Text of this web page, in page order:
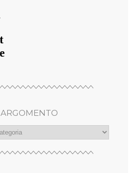
ARGOMENTO